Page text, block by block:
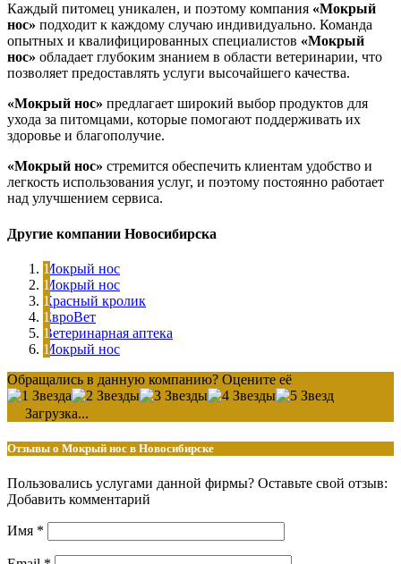
Каждый питомец уникален, и поэтому компания «Мокрый
нос» подходит к каждому случаю индивидуально. Команда
опытных и квалифицированных специалистов «Мокрый
нос» обладает глубоким знанием в области ветеринарии, что
позволяет предоставлять услуги высочайшего качества.
«Мокрый нос» предлагает широкий выбор продуктов для
ухода за питомцами, которые помогают поддерживать их
здоровье и благополучие.
«Мокрый нос» стремится обеспечить клиентам удобство и
легкость использования услуг, и поэтому постоянно работает
над улучшением сервиса.
Другие компании Новосибирска
Мокрый нос
Мокрый нос
Красный кролик
ЕвроВет
Ветеринарная аптека
Мокрый нос
Обращались в данную компанию? Оцените её
Загрузка...
Отзывы о Мокрый нос в Новосибирске
Пользовались услугами данной фирмы? Оставьте свой отзыв:
Добавить комментарий
Имя *